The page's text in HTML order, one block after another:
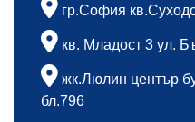
гр.София
кв. Младост 3 ул.
жк.Люлин център
бл.796